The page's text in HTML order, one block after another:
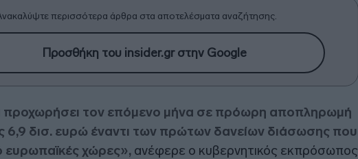
περισσότερα άρθρα στα αποτελέσματα αναζήτησης.
Προσθήκη του insider.gr στην Google
τον επόμενο μήνα σε πρόωρη αποπληρωμή
6,9 δισ. ευρώ έναντι των πρώτων δανείων διάσωσης που
ευρωπαϊκές χώρες», ανέφερε ο κυβερνητικός εκπρόσωπος